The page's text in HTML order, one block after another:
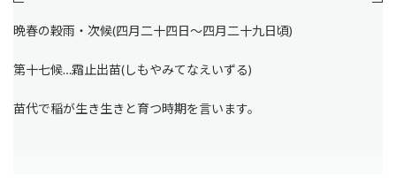
晩春の穀雨・次候(四月二十四日～四月二十九日頃)
第十七候…霜止出苗(しもやみてなえいずる)
苗代で稲が生き生きと育つ時期を言います。